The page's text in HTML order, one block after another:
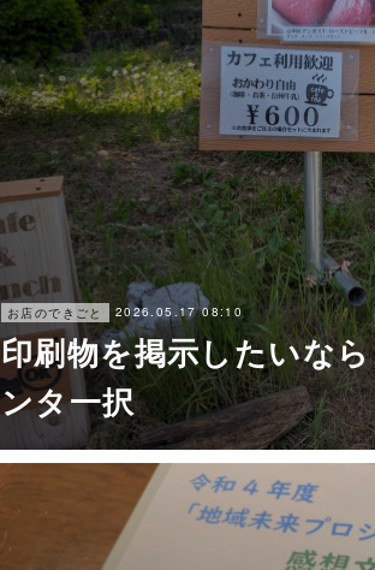
お店のできごと 2026.05.17 08:10
印刷物を掲示したいな
ンタ一択